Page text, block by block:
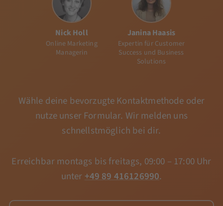
Nick Holl
Online Marketing
Managerin
Janina Haasis
Expertin für Customer
Success und Business
Solutions
Wähle deine bevorzugte Kontaktmethode oder
nutze unser Formular. Wir melden uns
schnellstmöglich bei dir.
Erreichbar montags bis freitags, 09:00 – 17:00 Uhr
unter+49 89 416126990.